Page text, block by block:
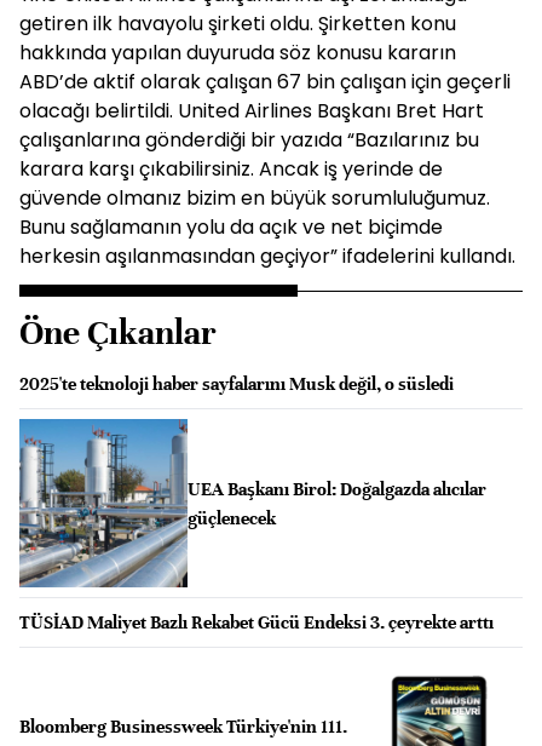
getiren ilk havayolu şirketi oldu. Şirketten konu
hakkında yapılan duyuruda söz konusu kararın
ABD’de aktif olarak çalışan 67 bin çalışan için geçerli
olacağı belirtildi. United Airlines Başkanı Bret Hart
çalışanlarına gönderdiği bir yazıda “Bazılarınız bu
karara karşı çıkabilirsiniz. Ancak iş yerinde de
güvende olmanız bizim en büyük sorumluluğumuz.
Bunu sağlamanın yolu da açık ve net biçimde
herkesin aşılanmasından geçiyor” ifadelerini kullandı.
Öne Çıkanlar
2025'te teknoloji haber sayfalarını Musk değil, o süsledi
UEA Başkanı Birol: Doğalgazda alıcılar
güçlenecek
TÜSİAD Maliyet Bazlı Rekabet Gücü Endeksi 3. çeyrekte arttı
Bloomberg Businessweek Türkiye'nin 111.